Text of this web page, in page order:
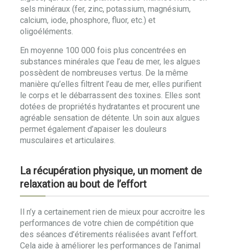
sels minéraux (fer, zinc, potassium, magnésium,
calcium, iode, phosphore, fluor, etc.) et
oligoéléments.
En moyenne 100 000 fois plus concentrées en
substances minérales que l’eau de mer, les algues
possèdent de nombreuses vertus. De la même
manière qu’elles filtrent l’eau de mer, elles purifient
le corps et le débarrassent des toxines. Elles sont
dotées de propriétés hydratantes et procurent une
agréable sensation de détente. Un soin aux algues
permet également d’apaiser les douleurs
musculaires et articulaires.
La récupération physique, un moment de
relaxation au bout de l’effort
Il n’y a certainement rien de mieux pour accroitre les
performances de votre chien de compétition que
des séances d’étirements réalisées avant l’effort.
Cela aide à améliorer les performances de l’animal